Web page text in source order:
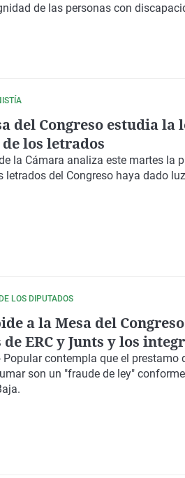
de las personas con
del Congreso estudia
los letrados
la Cámara analiza este martes la
letrados del Congreso haya dado
LOS DIPUTADOS
a la Mesa del
de ERC y Junts y los
Popular contempla que el prestamo
son un "fraude de ley"